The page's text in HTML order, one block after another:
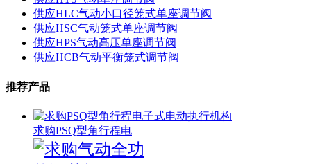
供应HLC气动小口径笼式单座调节阀
供应HSC气动笼式单座调节阀
供应HPS气动高压单座调节阀
供应HCB气动平衡笼式调节阀
推荐产品
求购PSQ型角行程电